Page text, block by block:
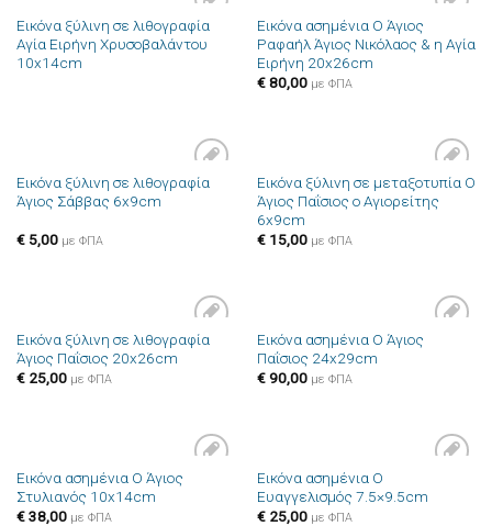
Πρόσθήκη
στην λίστα
Εικόνα ξύλινη σε λιθογραφία
Αγία Ειρήνη Χρυσοβαλάντου
10x14cm
Πρόσθήκη
στην λίστα
Εικόνα ασημένια Ο Άγιος
Ραφαήλ Άγιος Νικόλαος & η Αγία
Ειρήνη 20x26cm
€80,00 με ΦΠΑ
Πρόσθήκη
Εικόνα ξύλινη σε λιθογραφία
Άγιος Σάββας 6x9cm
€5,00 με ΦΠΑ
Πρόσθήκη
στην λίστα
Εικόνα ξύλινη σε μεταξοτυπία Ο
Άγιος Παΐσιος ο Αγιορείτης
6x9cm
€15,00 με ΦΠΑ
Πρόσθήκη
στην λίστα
Εικόνα ξύλινη σε λιθογραφία
Άγιος Παΐσιος 20x26cm
€25,00 με ΦΠΑ
Πρόσθήκη
Εικόνα ασημένια Ο Άγιος
Παΐσιος 24x29cm
€90,00 με ΦΠΑ
Πρόσθήκη
Εικόνα ασημένια Ο Άγιος
Στυλιανός 10x14cm
€38,00 με ΦΠΑ
στην λίστα
Εικόνα ασημένια Ο
Ευαγγελισμός 7.5×9.5cm
€25,00 με ΦΠΑ